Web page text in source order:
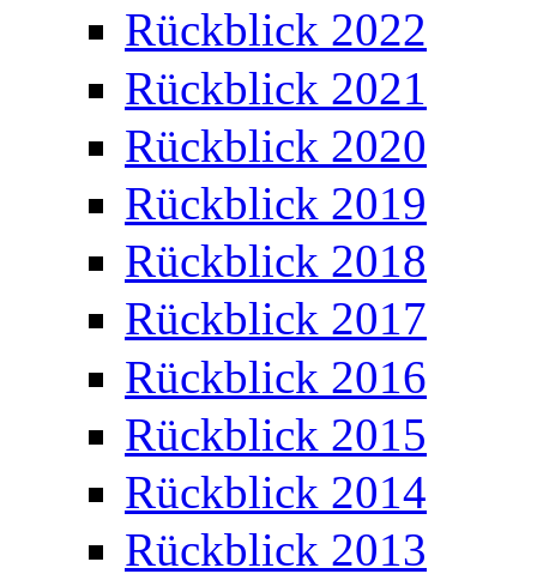
Rückblick 2022
Rückblick 2021
Rückblick 2020
Rückblick 2019
Rückblick 2018
Rückblick 2017
Rückblick 2016
Rückblick 2015
Rückblick 2014
Rückblick 2013